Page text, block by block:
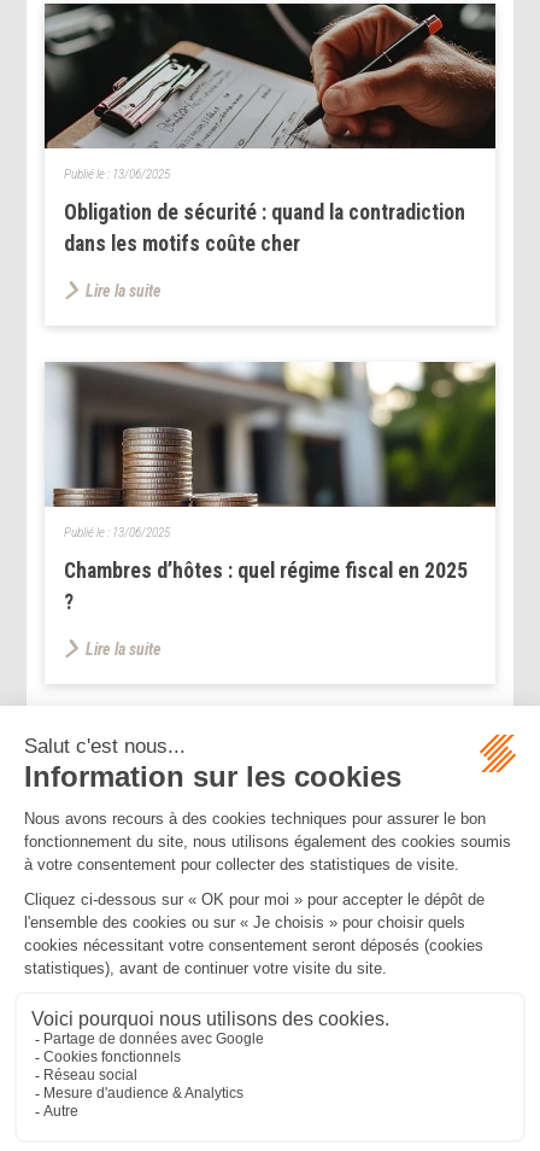
Obligation de sécurité : quand la contradiction
dans les motifs coûte cher
Publié le : 13/06/2025
Lire la suite
Chambres d’hôtes : quel régime fiscal en 2025
?
Publié le : 13/06/2025
Lire la suite
<< < ...
>>
Mentions légalesPolitique de confidentialitéPolitique de cookies
Plan du site
MBA ET ASSOCIÉS
235 Rue Helene Boucher, 34170 CASTELNAU LE LEZ
Bureau secondaire à Cannes